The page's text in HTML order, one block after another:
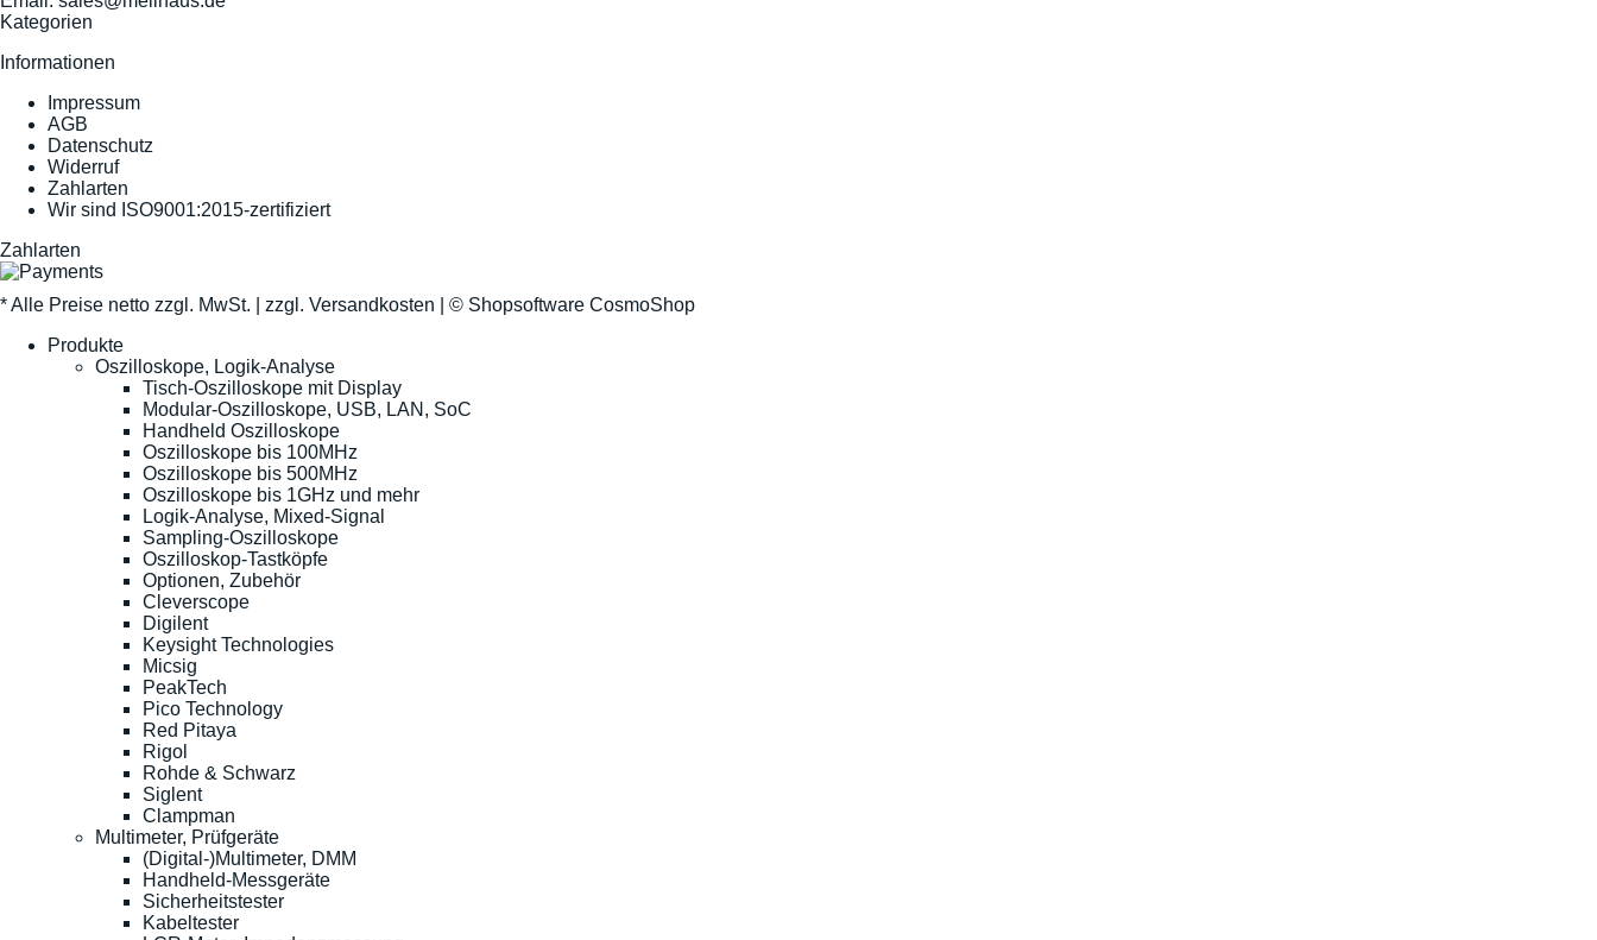
Kategorien
Informationen
Impressum
AGB
Datenschutz
Widerruf
Zahlarten
Wir sind ISO9001:2015-zertifiziert
Zahlarten
* Alle Preise netto zzgl. MwSt. | zzgl. Versandkosten | © Shopsoftware CosmoShop
Produkte
Oszilloskope, Logik-Analyse
Tisch-Oszilloskope mit Display
Modular-Oszilloskope, USB, LAN, SoC
Handheld Oszilloskope
Oszilloskope bis 100MHz
Oszilloskope bis 500MHz
Oszilloskope bis 1GHz und mehr
Logik-Analyse, Mixed-Signal
Sampling-Oszilloskope
Oszilloskop-Tastköpfe
Optionen, Zubehör
Cleverscope
Digilent
Keysight Technologies
Micsig
PeakTech
Pico Technology
Red Pitaya
Rigol
Rohde & Schwarz
Siglent
Clampman
Multimeter, Prüfgeräte
(Digital-)Multimeter, DMM
Handheld-Messgeräte
Sicherheitstester
Kabeltester